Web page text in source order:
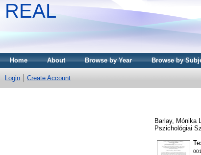
REAL
Home About Browse by Year Browse by
Login Create Account
Barlay, Mónika
Pszichológiai